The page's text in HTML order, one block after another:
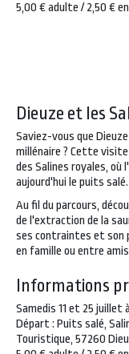
5,00 € adulte / 2,50 €
Dieuze et les
Saviez-vous que
millénaire ? Cette
des Salines royales, où
aujourd'hui le puits salé.
Au fil du parcours,
de l'extraction de la
ses contraintes et son
en famille ou entre
Informations
Samedis 11 et 25 juillet
Départ : Puits salé,
Touristique, 57260